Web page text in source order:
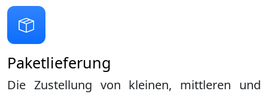
Paketlieferung
Die Zustellung von kleinen, mittleren und